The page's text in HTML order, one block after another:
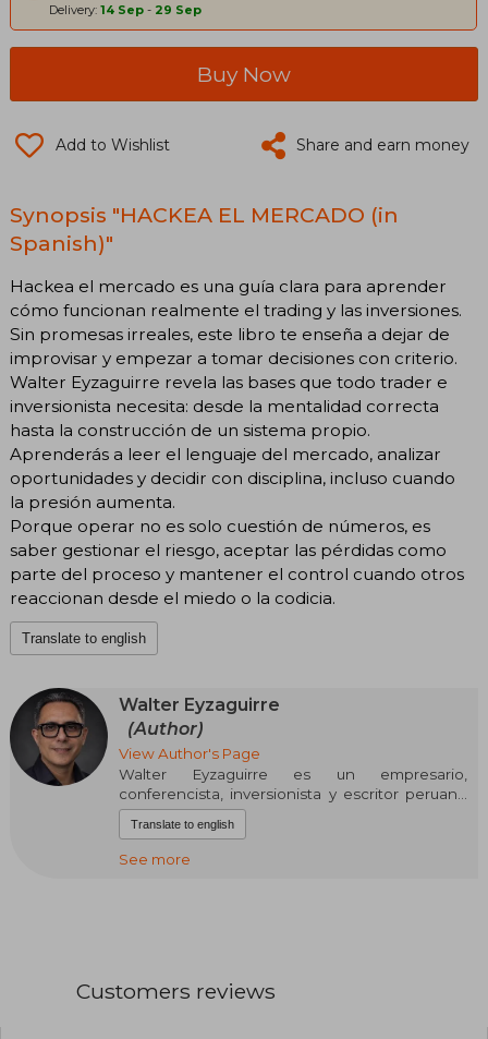
Delivery: 14 Sep - 29 Sep
Buy Now
Add to Wishlist Share and earn money
Synopsis "HACKEA EL MERCADO (in
Spanish)"
Hackea el mercado es una guía clara para aprender
cómo funcionan realmente el trading y las inversiones.
Sin promesas irreales, este libro te enseña a dejar de
improvisar y empezar a tomar decisiones con criterio.
Walter Eyzaguirre revela las bases que todo trader e
inversionista necesita: desde la mentalidad correcta
hasta la construcción de un sistema propio.
Aprenderás a leer el lenguaje del mercado, analizar
oportunidades y decidir con disciplina, incluso cuando
la presión aumenta.
Porque operar no es solo cuestión de números, es
saber gestionar el riesgo, aceptar las pérdidas como
parte del proceso y mantener el control cuando otros
reaccionan desde el miedo o la codicia.
Translate to english
Walter Eyzaguirre
(Author)
View Author's Page
Walter Eyzaguirre es un empresario,
conferencista, inversionista y escritor peruano
especializado en finanzas personales,
educación financiera e inversiones. Es
licenciado en Administración de Empresas,
docente universitario y expositor en congresos
Translate to english
See more
Customers reviews